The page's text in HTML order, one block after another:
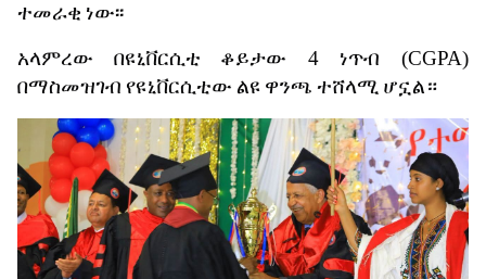
ተመራቂ ነው፡፡
አላምረው
በዩኒቨርሲቲ ቆይታው 4 ነጥብ (CGPA)
በማስመዝገብ የዩኒቨርሲቲው ልዩ ዋንጫ ተሸላሚ ሆኗል።